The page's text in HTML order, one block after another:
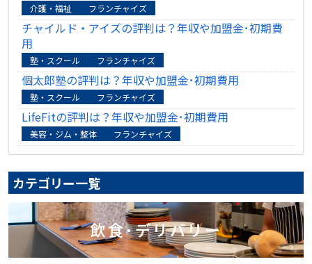
介護・福祉 フランチャイズ
チャイルド・アイズの評判は？年収や加盟金･初期費
用
塾・スクール フランチャイズ
個太郎塾の評判は？年収や加盟金･初期費用
塾・スクール フランチャイズ
LifeFitの評判は？年収や加盟金･初期費用
美容・ジム・整体 フランチャイズ
カテゴリー一覧
飲食･デリバリー